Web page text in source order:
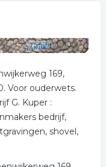
169,
Voor ouderwets.
G. Kuper :
bedrijf,
shovel,